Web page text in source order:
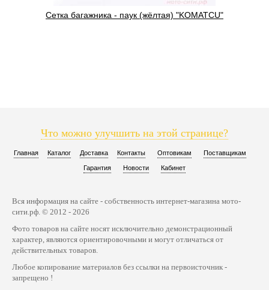
Сетка багажника - паук (жёлтая) "KOMATCU"
Что можно улучшить на этой странице?
Главная Каталог Доставка Контакты Оптовикам Поставщикам
Гарантия Новости Кабинет
Вся информация на сайте - собственность интернет-магазина мото-
сити.рф. © 2012 - 2026
Фото товаров на сайте носят исключительно демонстрационный
характер, являются ориентировочными и могут отличаться от
действительных товаров.
Любое копирование материалов без ссылки на первоисточник -
запрещено !